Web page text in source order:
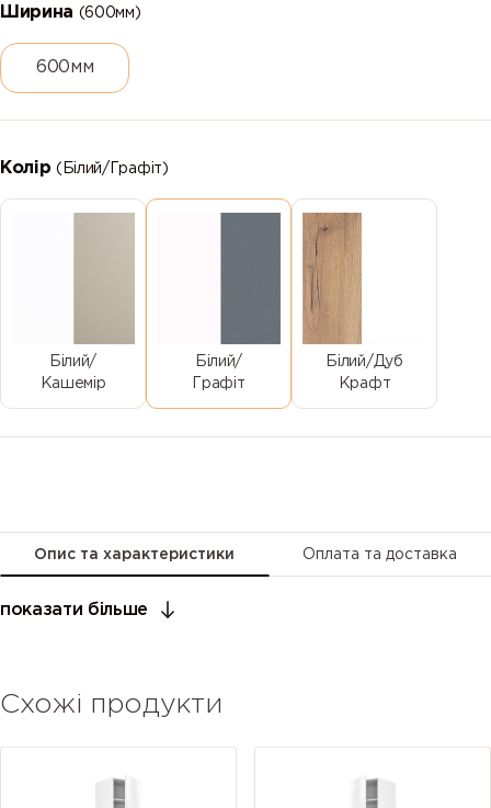
Ширина (600мм)
600мм
Колір(Білий/Графіт)
Білий/
Кашемір
Білий/
Графіт
Білий/Дуб
Крафт
Опис та характеристики Оплата та доставка
показати більше
Схожі продукти